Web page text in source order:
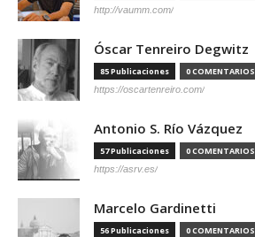
http://vaumm.com/
Óscar Tenreiro Degwitz
85 Publicaciones 0 COMENTARIOS
https://oscartenreiro.com/
Antonio S. Río Vázquez
57 Publicaciones 0 COMENTARIOS
https://asrv.es/
Marcelo Gardinetti
56 Publicaciones 0 COMENTARIOS